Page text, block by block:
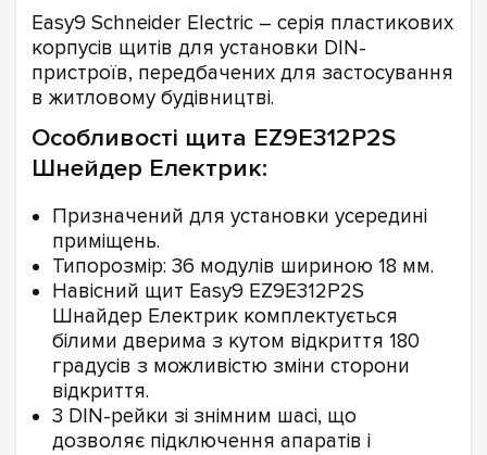
Easy9 Schneider Electric – серія пластикових
корпусів щитів для установки DIN-
пристроїв, передбачених для застосування
в житловому будівництві.
Особливості щита EZ9E312P2S
Шнейдер Електрик:
Призначений для установки усередині
приміщень.
Типорозмір: 36 модулів шириною 18 мм.
Навісний щит Easy9 EZ9E312P2S
Шнайдер Електрик комплектується
білими дверима з кутом відкриття 180
градусів з можливістю зміни сторони
відкриття.
3 DIN-рейки зі знімним шасі, що
дозволяє підключення апаратів і